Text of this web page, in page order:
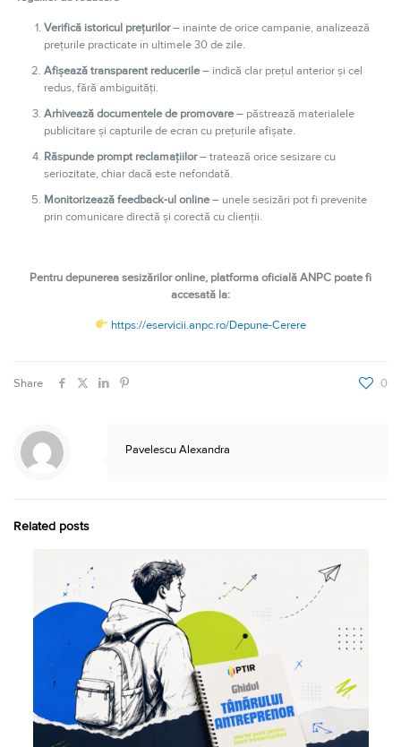
Verifică istoricul prețurilor– înainte de orice campanie, analizează
prețurile practicate în ultimele 30 de zile.
Afișează transparent reducerile– indică clar prețul anterior și cel
redus, fără ambiguități.
Arhivează documentele de promovare– păstrează materialele
publicitare și capturile de ecran cu prețurile afișate.
Răspunde prompt reclamațiilor– tratează orice sesizare cu
seriozitate, chiar dacă este nefondată.
Monitorizează feedback-ul online– unele sesizări pot fi prevenite
prin comunicare directă și corectă cu clienții.
Pentru depunerea sesizărilor online, platforma oficială ANPC poate fi
accesată la:
https://eservicii.anpc.ro/Depune-Cerere
Share 0
Pavelescu Alexandra
Related posts